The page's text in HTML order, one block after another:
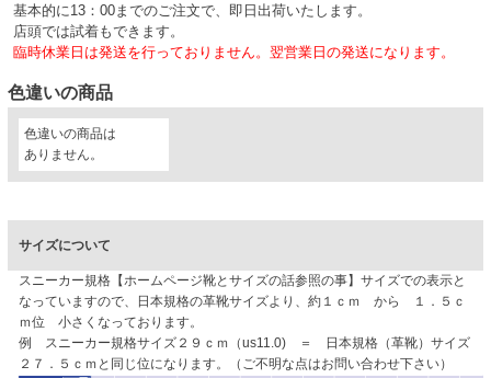
基本的に13：00までのご注文で、即日出荷いたします。
店頭では試着もできます。
臨時休業日は発送を行っておりません。翌営業日の発送になります。
色違いの商品
色違いの商品は
ありません。
サイズについて
スニーカー規格【ホームページ靴とサイズの話参照の事】サイズでの表示と
なっていますので、日本規格の革靴サイズより、約１ｃｍ から １．５ｃ
ｍ位 小さくなっております。
例 スニーカー規格サイズ２９ｃｍ（us11.0) ＝ 日本規格（革靴）サイズ
２７．５ｃｍと同じ位になります。（ご不明な点はお問い合わせ下さい）